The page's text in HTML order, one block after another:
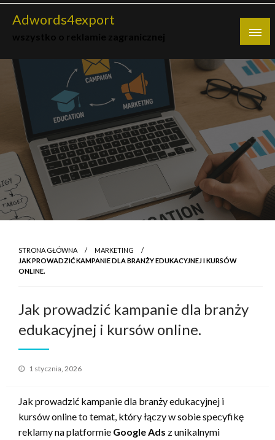
Skip
Adwords4export
STRONA GŁÓWNA
MARKETING
JAK PROWADZIĆ KAMPANIE DLA BRANŻY EDUKACYJNEJ I KURSÓW
ONLINE.
Jak prowadzić kampanie dla branży
edukacyjnej i kursów online.
Opublikowane
1 stycznia, 2026
Jak prowadzić kampanie dla branży edukacyjnej i
kursów online to temat, który łączy w sobie specyfikę
reklamy na platformie Google Ads z unikalnymi